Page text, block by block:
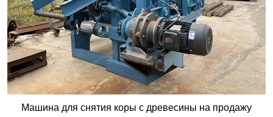
Машина для снятия коры с древесины на продажу